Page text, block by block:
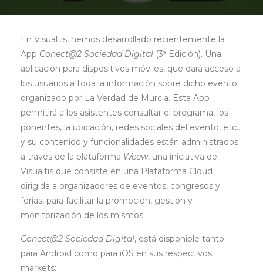
En Visualtis, hemos desarrollado recientemente la
App Conect@2 Sociedad Digital (3ª Edición). Una
aplicación para dispositivos móviles, que dará acceso a
los usuarios a toda la información sobre dicho evento
organizado por La Verdad de Murcia. Esta App
permitirá a los asistentes consultar el programa, los
ponentes, la ubicación, redes sociales del evento, etc…
y su contenido y funcionalidades están administrados
a través de la plataforma Weew, una iniciativa de
Visualtis que consiste en una Plataforma Cloud
dirigida a organizadores de eventos, congresos y
ferias, para facilitar la promoción, gestión y
monitorización de los mismos.
Conect@2 Sociedad Digital, está disponible tanto
para Android como para iOS en sus respectivos
markets: